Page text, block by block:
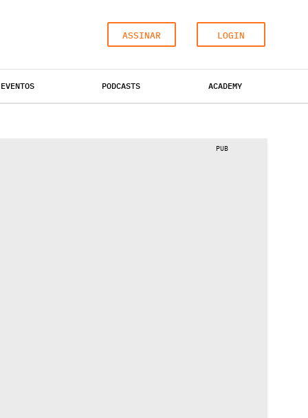
ASSINAR LOGIN
EVENTOS PODCASTS ACADEMY
PUB